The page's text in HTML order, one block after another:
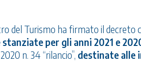
del Turismo ha firmato il decreto
per gli anni 2021 e
n. 34 “rilancio”, destinate alle